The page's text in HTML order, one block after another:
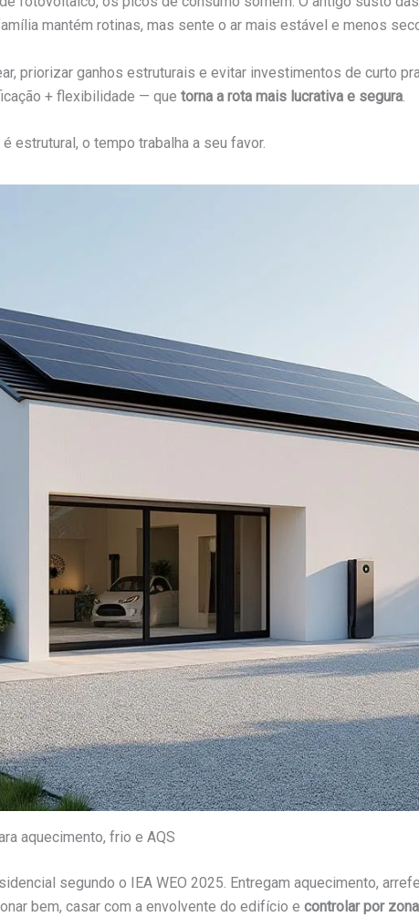
mantém rotinas, mas sente o ar mais estável e menos
priorizar ganhos estruturais e evitar investimentos de curto
+ flexibilidade — que torna a rota mais lucrativa e segura
estrutural, o tempo trabalha a seu favor.
aquecimento, frio e AQS
segundo o IEA WEO 2025. Entregam aquecimento,
bem, casar com a envolvente do edifício e controlar por